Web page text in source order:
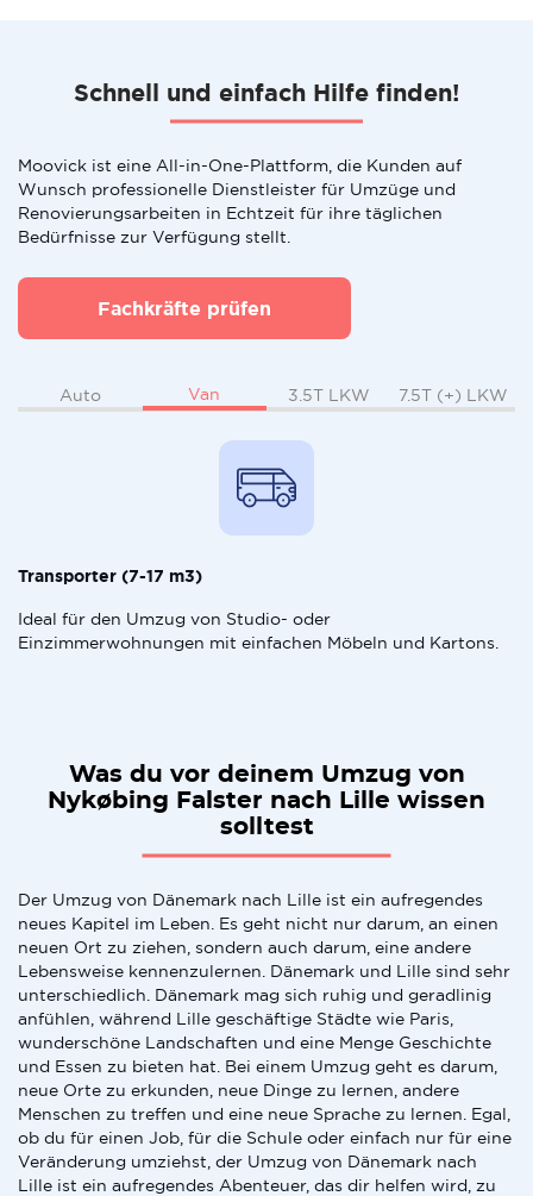
Schnell und einfach Hilfe finden!
Moovick ist eine All-in-One-Plattform, die Kunden auf
Wunsch professionelle Dienstleister für Umzüge und
Renovierungsarbeiten in Echtzeit für ihre täglichen
Bedürfnisse zur Verfügung stellt.
Fachkräfte prüfen
Auto Van 3.5T LKW 7.5T (+) LKW
Transporter (7-17 m3)
Ideal für den Umzug von Studio- oder
Einzimmerwohnungen mit einfachen Möbeln und Kartons.
Was du vor deinem Umzug von
Nykøbing Falster nach Lille wissen
solltest
Der Umzug von Dänemark nach Lille ist ein aufregendes
neues Kapitel im Leben. Es geht nicht nur darum, an einen
neuen Ort zu ziehen, sondern auch darum, eine andere
Lebensweise kennenzulernen. Dänemark und Lille sind sehr
unterschiedlich. Dänemark mag sich ruhig und geradlinig
anfühlen, während Lille geschäftige Städte wie Paris,
wunderschöne Landschaften und eine Menge Geschichte
und Essen zu bieten hat. Bei einem Umzug geht es darum,
neue Orte zu erkunden, neue Dinge zu lernen, andere
Menschen zu treffen und eine neue Sprache zu lernen. Egal,
ob du für einen Job, für die Schule oder einfach nur für eine
Veränderung umziehst, der Umzug von Dänemark nach
Lille ist ein aufregendes Abenteuer, das dir helfen wird, zu